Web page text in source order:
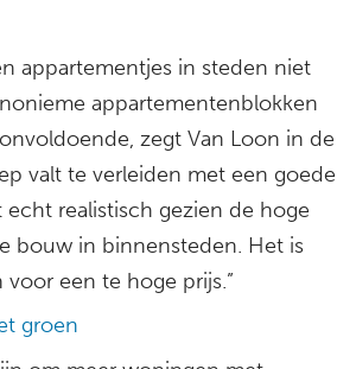
appartementjes in steden niet
appartementenblokken
zegt Van Loon in de
valt te verleiden met een goede
echt realistisch gezien de hoge
bouw in binnensteden. Het is
een te hoge prijs.”
groen